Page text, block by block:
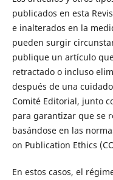
publicados en esta
e inalterados en la
pueden surgir
publique un artículo
retractado o incluso
después de una
Comité Editorial, junto
para garantizar que se
basándose en las
on Publication Ethics
En estos casos, el